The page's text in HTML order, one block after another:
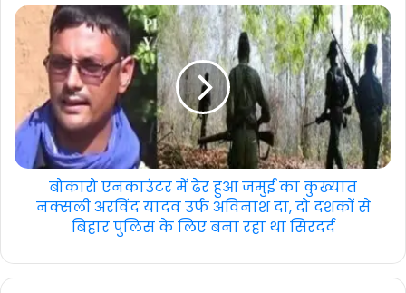
बोकारो एनकाउंटर में ढेर हुआ जमुई का कुख्यात
नक्सली अरविंद यादव उर्फ अविनाश दा, दो दशकों से
बिहार पुलिस के लिए बना रहा था सिरदर्द